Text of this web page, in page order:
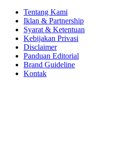
Tentang Kami
Iklan & Partnership
Syarat & Ketentuan
Kebijakan Privasi
Disclaimer
Panduan Editorial
Brand Guideline
Kontak